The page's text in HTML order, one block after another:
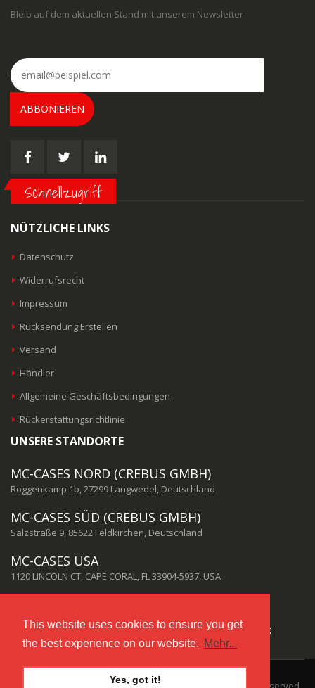
This website uses cookies to ensure you get
the best experience on our website. Mehr...
Yes, got it!
Bleib auf dem aktuellen Stand mit unserem Newsletter
ABBONIEREN
Schnellzugriff
NÜTZLICHE LINKS
Datenschutz
Widerrufsrecht
Impressum
Rücksendung Erstellen
Versand
Händler
Allgemeine Geschäftsbedingungen
Rückerstattungsrichtlinie
UNSERE STANDORTE
MC-CASES NORD (CREBUS GMBH)
Roggenkamp 1b, 27299 Langwedel, Deutschland
MC-CASES SÜD (CREBUS GMBH)
Salzstraße 9, 85622 Feldkirchen, Deutschland
MC-CASES USA
1120 LINCOLN CT, CAPE CORAL, FL 33904-5937, USA
UNSEREN KUNDENSERVICE ERREICHEN SIE HIER:
info@mc-cases.comoder per Telefon: +49 4232 416 9998